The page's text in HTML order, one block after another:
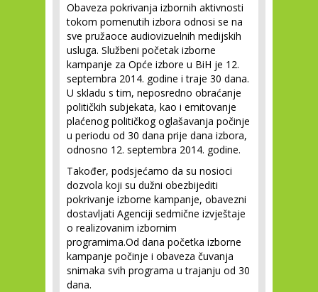
Obaveza pokrivanja izbornih aktivnosti
tokom pomenutih izbora odnosi se na
sve pružaoce audiovizuelnih medijskih
usluga. Službeni početak izborne
kampanje za Opće izbore u BiH je 12.
septembra 2014. godine i traje 30 dana.
U skladu s tim, neposredno obraćanje
političkih subjekata, kao i emitovanje
plaćenog političkog oglašavanja počinje
u periodu od 30 dana prije dana izbora,
odnosno 12. septembra 2014. godine.
Također, podsjećamo da su nosioci
dozvola koji su dužni obezbijediti
pokrivanje izborne kampanje, obavezni
dostavljati Agenciji sedmične izvještaje
o realizovanim izbornim
programima.Od dana početka izborne
kampanje počinje i obaveza čuvanja
snimaka svih programa u trajanju od 30
dana.